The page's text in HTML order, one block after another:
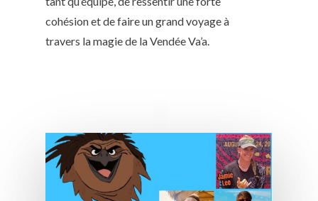
cohésion et de faire un grand voyage à
travers la magie de la Vendée Va’a.